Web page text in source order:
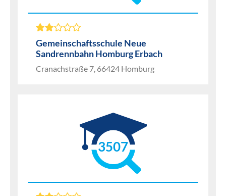
Gemeinschaftsschule Neue
Sandrennbahn Homburg Erbach
Cranachstraße 7, 66424 Homburg
3507